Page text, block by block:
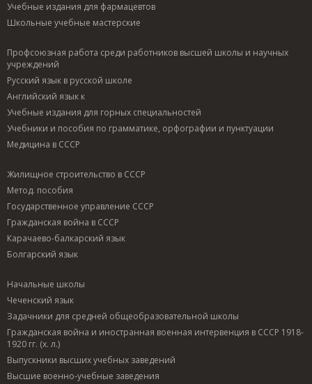
Учебные издания для фармацевтов
Школьные учебные мастерские
Профсоюзная работа среди работников высшей школы и научных
учреждений
Русский язык в русской школе
Английский язык к
Учебные издания для горных специальностей
Учебники и пособия по грамматике, орфографии и пунктуации
Медицина в СССР
Жилищное строительство в СССР
Метод. пособия
Государственное управление СССР
Гражданская война в СССР
Карачаево-балкарский язык
Болгарский язык
Начальные школы
Чеченский язык
Задачники для средней общеобразовательной школы
Гражданская война и иностранная военная интервенция в СССР 1918-
1920 гг. (х. л.)
Выпускники высших учебных заведений
Высшие военно-учебные заведения